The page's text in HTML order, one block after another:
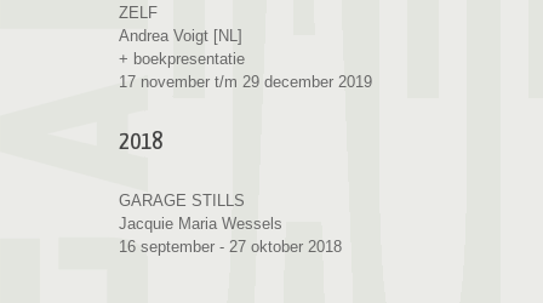
ZELF
Andrea Voigt [NL]
+ boekpresentatie
17 november t/m 29 december 2019
2018
GARAGE STILLS
Jacquie Maria Wessels
16 september - 27 oktober 2018